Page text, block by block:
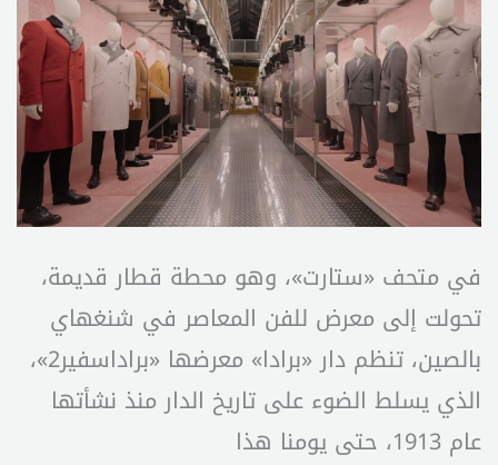
في متحف «ستارت»، وهو محطة قطار قديمة،
تحولت إلى معرض للفن المعاصر في شنغهاي
بالصين، تنظم دار «برادا» معرضها «براداسفير2»،
الذي يسلط الضوء على تاريخ الدار منذ نشأتها
عام 1913، حتى يومنا هذا